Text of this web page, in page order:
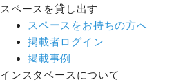
スペースを貸し出す
スペースをお持ちの方へ
掲載者ログイン
掲載事例
インスタベースについて